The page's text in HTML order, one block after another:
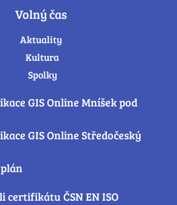
Volný čas
Aktuality
Kultura
Spolky
GIS Online Mníšek pod
GIS Online Středočeský
certifikátu ČSN EN ISO